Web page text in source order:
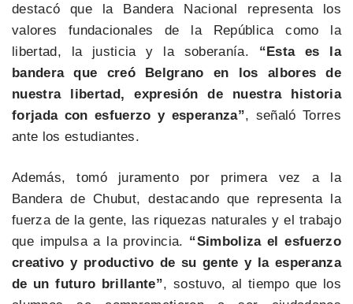
destacó que la Bandera Nacional representa los
valores fundacionales de la República como la
libertad, la justicia y la soberanía. “Esta es la
bandera que creó Belgrano en los albores de
nuestra libertad, expresión de nuestra historia
forjada con esfuerzo y esperanza”, señaló Torres
ante los estudiantes.
Además, tomó juramento por primera vez a la
Bandera de Chubut, destacando que representa la
fuerza de la gente, las riquezas naturales y el trabajo
que impulsa a la provincia. “Simboliza el esfuerzo
creativo y productivo de su gente y la esperanza
de un futuro brillante”, sostuvo, al tiempo que los